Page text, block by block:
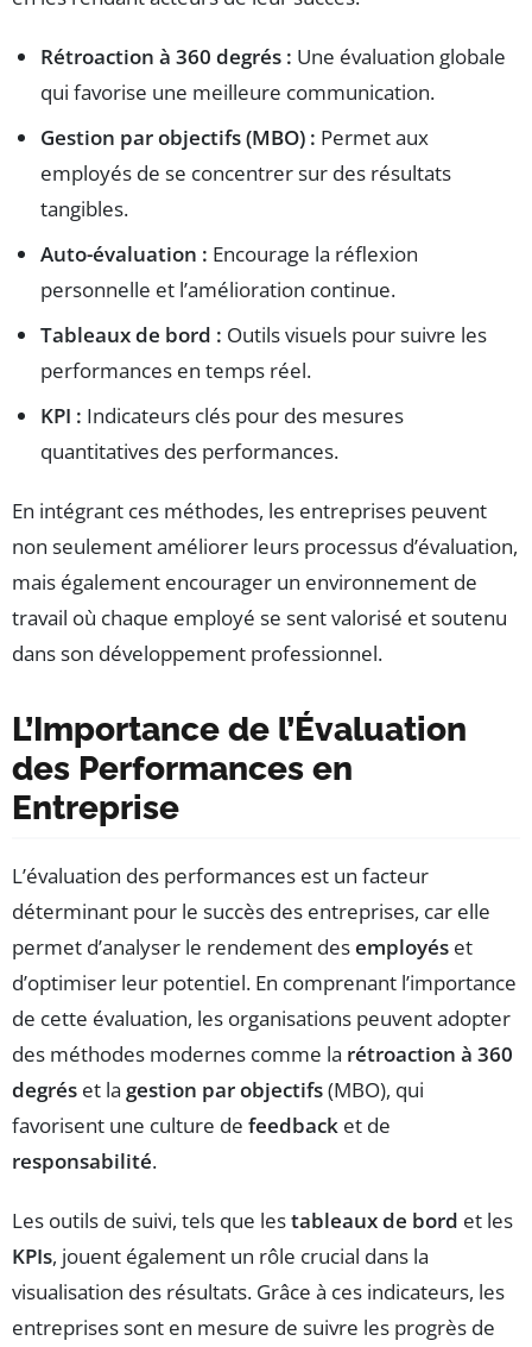
Rétroaction à 360 degrés : Une évaluation globale
qui favorise une meilleure communication.
Gestion par objectifs (MBO) : Permet aux
employés de se concentrer sur des résultats
tangibles.
Auto-évaluation : Encourage la réflexion
personnelle et l’amélioration continue.
Tableaux de bord : Outils visuels pour suivre les
performances en temps réel.
KPI : Indicateurs clés pour des mesures
quantitatives des performances.
En intégrant ces méthodes, les entreprises peuvent
non seulement améliorer leurs processus d’évaluation,
mais également encourager un environnement de
travail où chaque employé se sent valorisé et soutenu
dans son développement professionnel.
L’Importance de l’Évaluation
des Performances en
Entreprise
L’évaluation des performances est un facteur
déterminant pour le succès des entreprises, car elle
permet d’analyser le rendement desemployés et
d’optimiser leur potentiel. En comprenant l’importance
de cette évaluation, les organisations peuvent adopter
des méthodes modernes comme la rétroaction à 360
degrés et la gestion par objectifs(MBO), qui
favorisent une culture de feedback et de
responsabilité.
Les outils de suivi, tels que lestableaux de bord et les
KPIs, jouent également un rôle crucial dans la
visualisation des résultats. Grâce à ces indicateurs, les
entreprises sont en mesure de suivre les progrès de